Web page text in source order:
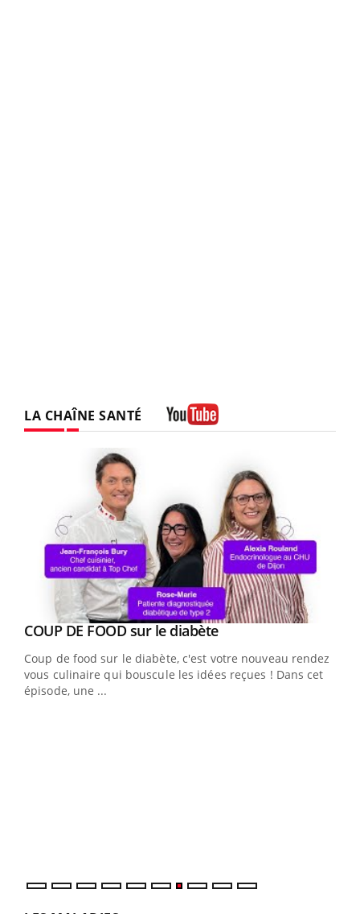
LA CHAÎNE SANTÉ
Youtube
COUP DE FOOD sur le diabèteYoutube
Coup de food sur le diabète, c'est votre nouveau rendez-
vous culinaire qui bouscule les idées reçues ! Dans cet
épisode, une ...
Youtube
Quand l’entreprise mise sur le bien être global
"Les rendez-vous de la santé et de la qualité de vie au
travail" de Pourquoi Docteur reçoivent Régis Blugeon,
DRH et directeur ...